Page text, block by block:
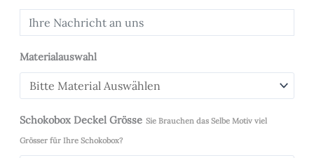
Materialauswahl
Schokobox Deckel Grösse Sie Brauchen das Selbe Motiv viel
Grösser für Ihre Schokobox?